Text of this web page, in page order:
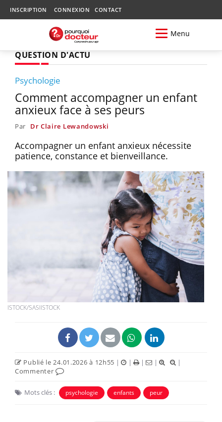
INSCRIPTION CONNEXION CONTACT
Menu
QUESTION D'ACTU
Psychologie
Comment accompagner un enfant
anxieux face à ses peurs
Par Dr Claire Lewandowski
Accompagner un enfant anxieux nécessite
patience, constance et bienveillance.
ISTOCK/SASIISTOCK
Publié le 24.01.2026 à 12h55 | | | |
|
Commenter
Mots clés : psychologie enfants peur